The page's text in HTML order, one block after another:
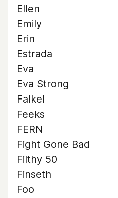
Ellen
Emily
Erin
Estrada
Eva
Eva Strong
Falkel
Feeks
FERN
Fight Gone Bad
Filthy 50
Finseth
Foo